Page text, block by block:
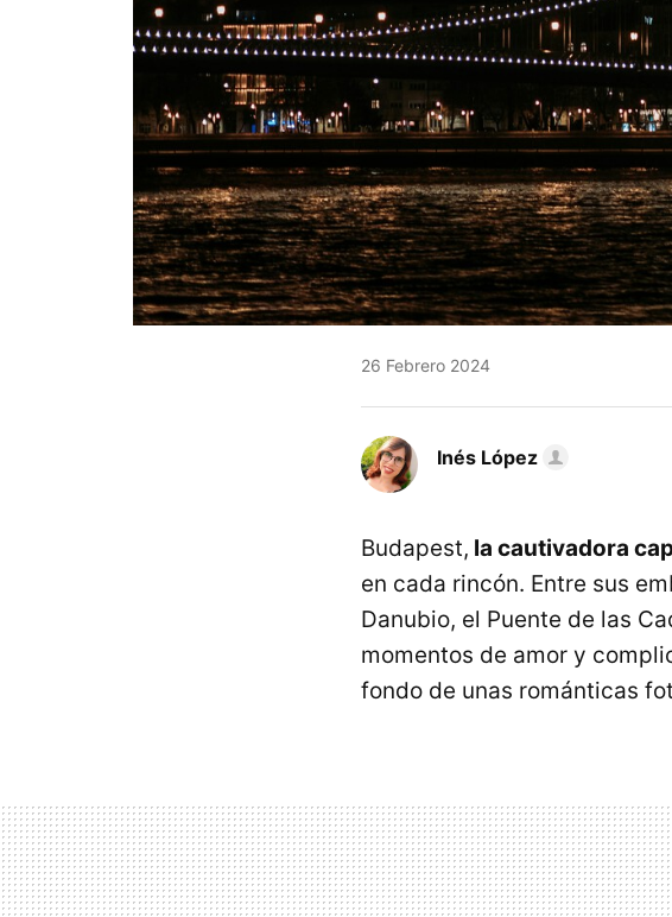
26 Febrero 2024
Inés López
Budapest, la cautivadora
en cada rincón. Entre sus
Danubio, el Puente de las
momentos de amor y
fondo de unas románticas